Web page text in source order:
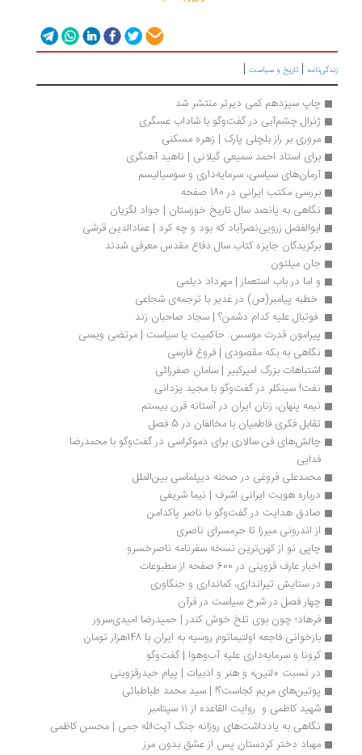
زندگی‌نامه | تاریخ و سیاست |
چاپ سیزدهم کمی دیرتر منتشر شد
ژنرال چشم‌آبی در گفت‌وگو با شاداب عسگری
مروری بر راز بلچلی پارک | زهره مسکنی
برای استاد احمد سمیعی گیلانی | ناهید آهنگری
آرمان‌های سیاسی، سرمایه‌داری و سوسیالیسم
بررسی مکتب ایرانی در 180 صفحه
نگاهی به پانصد سال تاریخ خوزستان | جواد لگزیان
ابوالفضل زرویی‌نصرآباد که بود و چه کرد | عمادالدین قرشی
برگزیدگان جایزه کتاب سال دفاع مقدس معرفی شدند
جان میلتون
و اما در باب استعمار | مهرداد دیلمی
خطبه پیامبر(ص) در غدیر با ترجمه‌ی شجاعی
فوتبال علیه کدام دشمن؟ | سجاد صاحبان زند
پیرامون قدرت موسس: حاکمیت یا سیاست | مرتضی ویسی
نگاهی به بکه مقصودی | فروغ فارسی
اشتباهات بزرگ امیرکبیر | سامان صفرزائی
نفت! سینکلر در گفت‌وگو با مجید یزدانی
نیمه پنهان، زنان ایران در آستانه قرن بیستم
تقابل فکری فاطمیان با مخالفان در 5 فصل
فدایی
محمدعلی فروغی در صحنه دیپلماسی بین‌الملل
درباره هویت ایرانی اشرف | نیما شریفی
صادق هدایت در گفت‌وگو با ناصر پاکدامن
از اندرونی میرزا تا حرمسرای ناصری
چاپی نو از کهن‌ترین نسخه سفرنامه‌ ناصرخسرو
اخبار عارف قزوینی در 600 صفحه از مطبوعات
در ستایش تیراندازی، کمانداری و جنگاوری
چهار فصل در شرح سیاست در قرآن
فرهاد؛ چون بوی تلخ خوش کندر | حمیدرضا امیدی‌سرور
بازخوانی فاجعه اولتیماتوم روسیه به ایران با 148هزار تومان
کرونا و سرمایه‌داری علیه آب‌وهوا | گفت‌وگو
در نسبت «لنین» و هنر و ادبیات | پیام حیدرقزوینی
پوتین‌های مریم کجاست؟! | سید محمد طباطبائی
شهید کاظمی و  روایت القاعده از ۱۱ سپتامبر
نگاهی به یادداشت‌های روزانه جنگ آیت‌الله جمی | محسن کاظمی
مهباد دختر کردستان پس از عشق بدون مرز